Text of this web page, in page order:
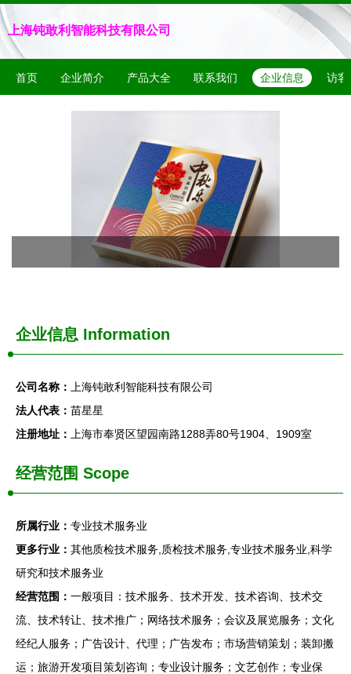
上海钝敢利智能科技有限公司
首页 企业简介 产品大全 联系我们 企业信息 访客
企业信息 Information
公司名称：
上海钝敢利智能科技有限公司
法人代表： 苗星星
注册地址：
上海市奉贤区望园南路1288弄80号1904、1909室
经营范围 Scope
所属行业： 专业技术服务业
更多行业： 其他质检技术服务,质检技术服务,专业技术服务业,科学
研究和技术服务业
经营范围： 一般项目：技术服务、技术开发、技术咨询、技术交
流、技术转让、技术推广；网络技术服务；会议及展览服务；文化
经纪人服务；广告设计、代理；广告发布；市场营销策划；装卸搬
运；旅游开发项目策划咨询；专业设计服务；文艺创作；专业保